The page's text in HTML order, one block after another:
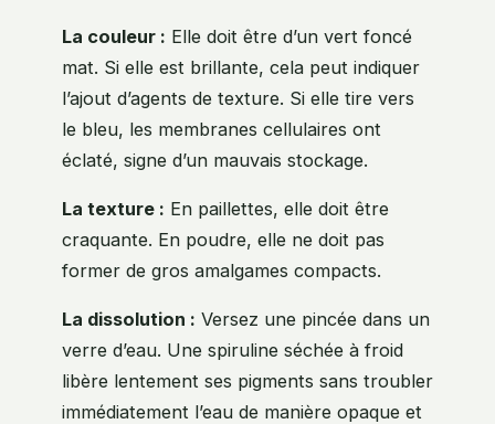
La couleur : Elle doit être d’un vert foncé
mat. Si elle est brillante, cela peut indiquer
l’ajout d’agents de texture. Si elle tire vers
le bleu, les membranes cellulaires ont
éclaté, signe d’un mauvais stockage.
La texture : En paillettes, elle doit être
craquante. En poudre, elle ne doit pas
former de gros amalgames compacts.
La dissolution : Versez une pincée dans un
verre d’eau. Une spiruline séchée à froid
libère lentement ses pigments sans troubler
immédiatement l’eau de manière opaque et